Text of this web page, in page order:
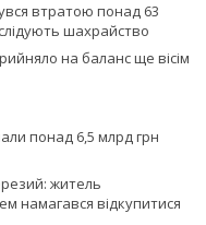
втратою понад 63
шахрайство
на баланс ще вісім
понад 6,5 млрд грн
житель
намагався відкупитися